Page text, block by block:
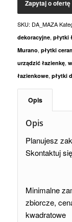
SKU: DA_MAZA
dekoracyjne, płytki
Murano, płytki
urządzić łazienkę,
łazienkowe, płytki
Opis
Opis
Planujesz
Skontaktuj
Minimalne
zbiorcze,
kwadratowe